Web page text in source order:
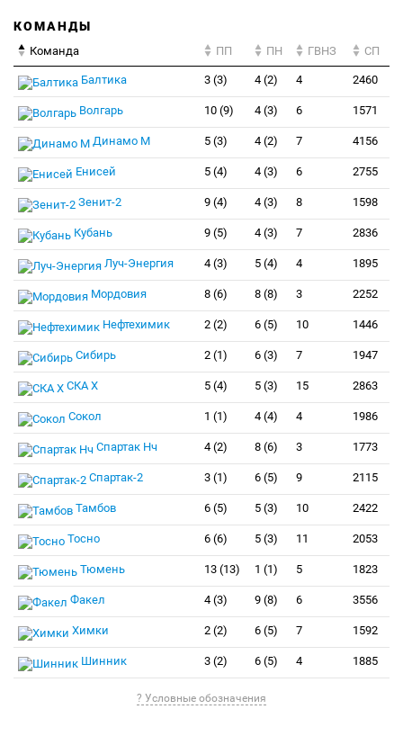
КОМАНДЫ
Команда ПП ПН ГВНЗ СП
Балтика 3 (3) 4 (2) 4 2460
Волгарь 10 (9) 4 (3) 6 1571
Динамо М 5 (3) 4 (2) 7 4156
Енисей 5 (4) 4 (3) 6 2755
Зенит-2 9 (4) 4 (3) 8 1598
Кубань 9 (5) 4 (3) 7 2836
Луч-Энергия 4 (3) 5 (4) 4 1895
Мордовия 8 (6) 8 (8) 3 2252
Нефтехимик 2 (2) 6 (5) 10 1446
Сибирь 2 (1) 6 (3) 7 1947
СКА Х 5 (4) 5 (3) 15 2863
Сокол 1 (1) 4 (4) 4 1986
Спартак Нч 4 (2) 8 (6) 3 1773
Спартак-2 3 (1) 6 (5) 9 2115
Тамбов 6 (5) 5 (3) 10 2422
Тосно 6 (6) 5 (3) 11 2053
Тюмень 13 (13) 1 (1) 5 1823
Факел 4 (3) 9 (8) 6 3556
Химки 2 (2) 6 (5) 7 1592
Шинник 3 (2) 6 (5) 4 1885
? Условные обозначения